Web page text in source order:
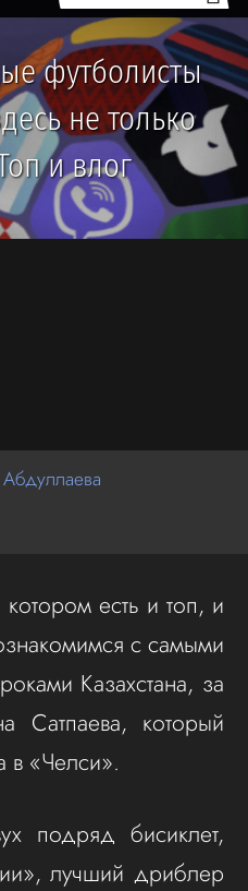
футболисты
не только
и влог
есть и топ, и
с самыми
Казахстана, за
Сатпаева, который
в «Челси».
подряд бисиклет,
лучший дриблер